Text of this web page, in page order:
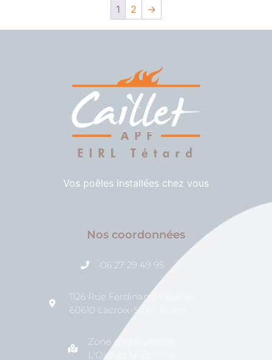
1 2 →
Vos poêles installées chez vous
Nos coordonnées
06 27 29 49 95
1126 Rue Ferdinand Meunier
60610 Lacroix-Saint-Ouen
Zone d'intervention
L'Oise et la Somme